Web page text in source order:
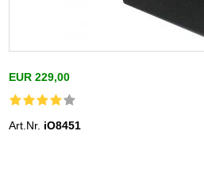
EUR 229,00
Art.Nr. iO8451